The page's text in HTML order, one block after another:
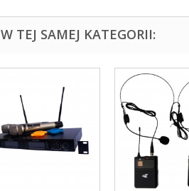
TEJ SAMEJ KATEGORII: